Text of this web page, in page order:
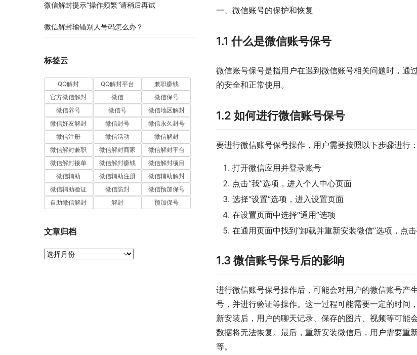
一、微信账号的保护和恢复
1.1 什么是微信账号保号
微信账号保号是指用户在遇到微信账号相关问题时，通
的安全和正常使用。
1.2 如何进行微信账号保号
要进行微信账号保号操作，用户需要按照以下步骤进行：
打开微信应用并登录账号
点击“我”选项，进入个人中心页面
选择“设置”选项，进入设置页面
在设置页面中选择“通用”选项
在通用页面中找到“卸载并重新安装微信”选项，点
1.3 微信账号保号后的影响
进行微信账号保号操作后，可能会对用户的微信账号产
号，并进行验证等操作。这一过程可能需要一定的时间
新安装后，用户的聊天记录、保存的图片、视频等可
数据将无法恢复。最后，重新安装微信后，用户需要重
等。
微信解封提示“操作频繁”请稍后再试
微信解封输错别人号码怎么办？
标签云
QQ解封 QQ解封平台
兼职赚钱
官方微信解封
微信
微信保号
微信养号
微信号
微信地区解封
微信好友解封
微信封号
微信永久封号
微信注册
微信活动
微信解封
微信解封兼职
微信解封商家
微信解封平台
微信解封接单
微信解封赚钱
微信解封项目
微信辅助
微信辅助注册
微信辅助解封
微信辅助验证
微信防封
微信预加保号
自助微信解封
解封 预加保号
文章归档
文